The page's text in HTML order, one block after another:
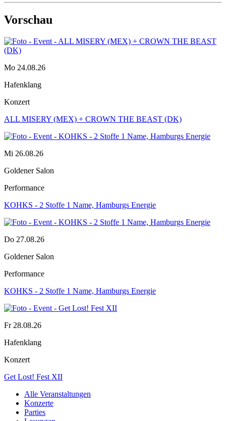
Vorschau
Mo 24.08.26
Hafenklang
Konzert
ALL MISERY (MEX) + CROWN THE BEAST (DK)
Mi 26.08.26
Goldener Salon
Performance
KOHKS - 2 Stoffe 1 Name, Hamburgs Energie
Do 27.08.26
Goldener Salon
Performance
KOHKS - 2 Stoffe 1 Name, Hamburgs Energie
Fr 28.08.26
Hafenklang
Konzert
Get Lost! Fest XII
Alle Veranstaltungen
Konzerte
Parties